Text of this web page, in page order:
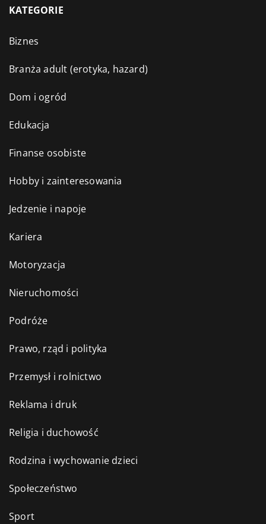
KATEGORIE
Biznes
Branża adult (erotyka, hazard)
Dom i ogród
Edukacja
Finanse osobiste
Hobby i zainteresowania
Jedzenie i napoje
Kariera
Motoryzacja
Nieruchomości
Podróże
Prawo, rząd i polityka
Przemysł i rolnictwo
Reklama i druk
Religia i duchowość
Rodzina i wychowanie dzieci
Społeczeństwo
Sport